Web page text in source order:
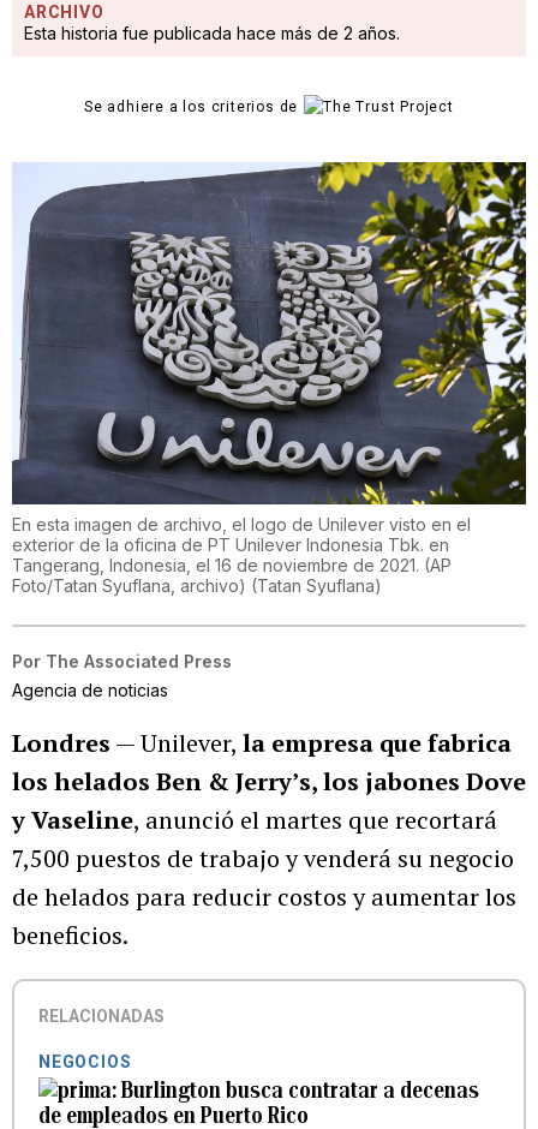
ARCHIVO
Esta historia fue publicada hace más de 2 años.
Se adhiere a los criterios de
En esta imagen de archivo, el logo de Unilever visto en el
exterior de la oficina de PT Unilever Indonesia Tbk. en
Tangerang, Indonesia, el 16 de noviembre de 2021. (AP
Foto/Tatan Syuflana, archivo) (Tatan Syuflana)
Por The Associated Press
Agencia de noticias
Londres — Unilever, la empresa que fabrica
los helados Ben & Jerry’s, los jabones Dove
y Vaseline, anunció el martes que recortará
7,500 puestos de trabajo y venderá su negocio
de helados para reducir costos y aumentar los
beneficios.
RELACIONADAS
NEGOCIOS
Burlington busca contratar a decenas
de empleados en Puerto Rico